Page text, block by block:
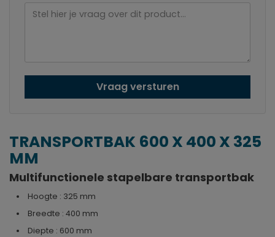
Vraag versturen
TRANSPORTBAK 600 X 400 X 325
MM
Multifunctionele stapelbare transportbak
Hoogte : 325 mm
Breedte : 400 mm
Diepte : 600 mm